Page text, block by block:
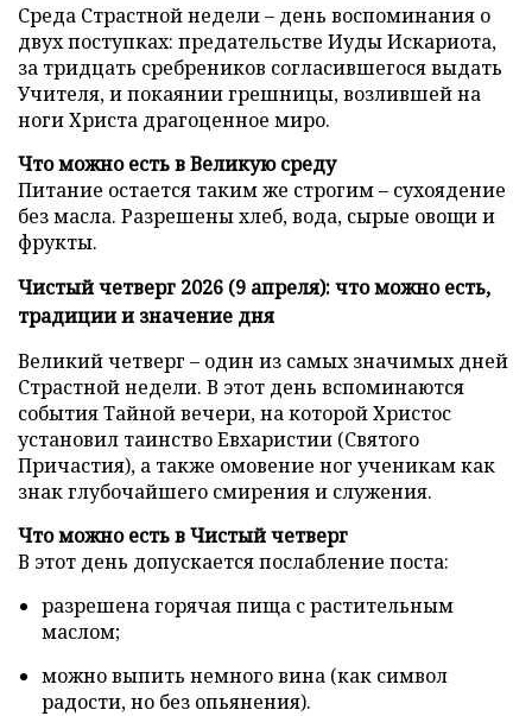
Среда Страстной недели – день воспоминания о
двух поступках: предательстве Иуды Искариота,
за тридцать сребреников согласившегося выдать
Учителя, и покаянии грешницы, возлившей на
ноги Христа драгоценное миро.
Что можно есть в Великую среду
Питание остается таким же строгим – сухоядение
без масла. Разрешены хлеб, вода, сырые овощи и
фрукты.
Чистый четверг 2026 (9 апреля): что можно есть,
традиции и значение дня
Великий четверг – один из самых значимых дней
Страстной недели. В этот день вспоминаются
события Тайной вечери, на которой Христос
установил таинство Евхаристии (Святого
Причастия), а также омовение ног ученикам как
знак глубочайшего смирения и служения.
Что можно есть в Чистый четверг
В этот день допускается послабление поста:
разрешена горячая пища с растительным
маслом;
можно выпить немного вина (как символ
радости, но без опьянения).